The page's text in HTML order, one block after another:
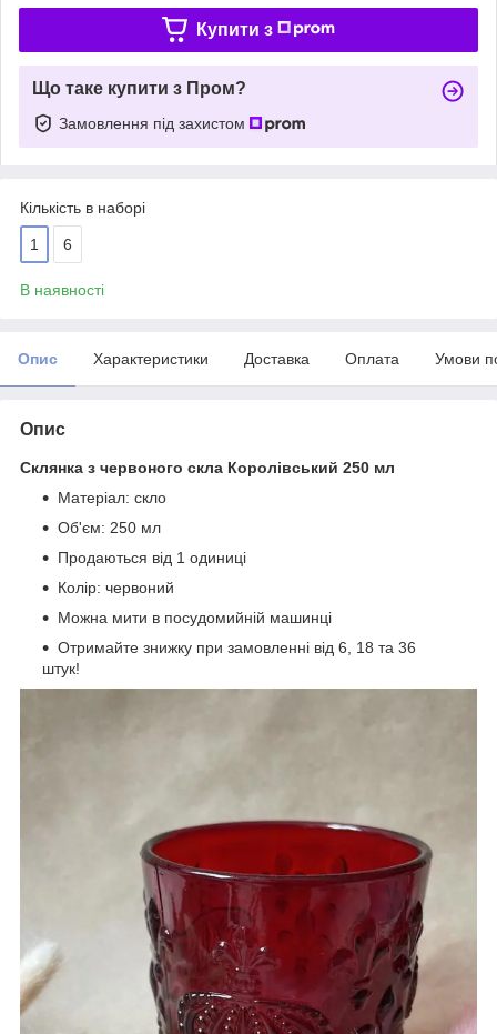
Купити з
Що таке купити з Пром?
Замовлення під захистом
Кількість в наборі
1 6
В наявності
Опис Характеристики Доставка Оплата Умови
Опис
Склянка з червоного скла Королівський 250 мл
Матеріал: скло
Об'єм: 250 мл
Продаються від 1 одиниці
Колір: червоний
Можна мити в посудомийній машинці
Отримайте знижку при замовленні від 6, 18 та 36
штук!